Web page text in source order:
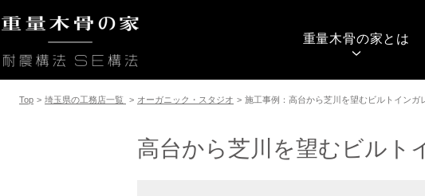
重量木骨の家とは
Top > 埼玉県の工務店一覧 > オーガニック・スタジオ > 施工事例：高台から芝川を望むビルトイン
高台から芝川を望むビル